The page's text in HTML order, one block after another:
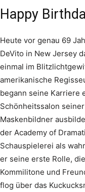
Happy
Heute vor genau 69
DeVito in New Jersey
einmal im
amerikanische
begann seine Karriere
Schönheitssalon
Maskenbildner
der Academy of
Schauspielerei als
er seine erste Rolle,
Kommilitone und
flog über das